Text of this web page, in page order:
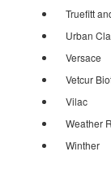
Truefitt
Urban
Versace
Vetcur
Vilac
Weather
Winther